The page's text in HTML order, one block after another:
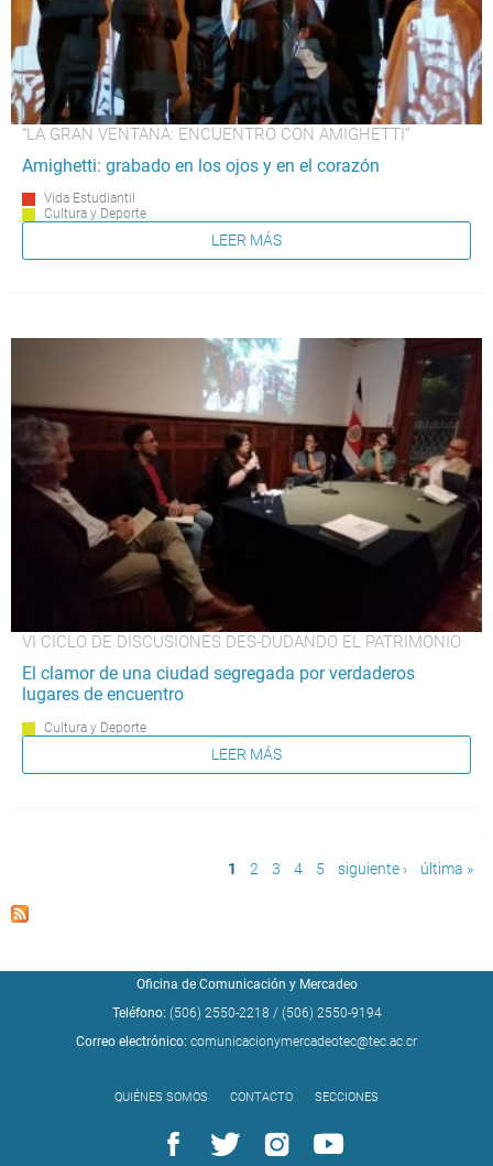
“LA GRAN VENTANA: ENCUENTRO CON AMIGHETTI”
Amighetti: grabado en los ojos y en el corazón
Vida Estudiantil
Cultura y Deporte
LEER MÁS
VI CICLO DE DISCUSIONES DES-DUDANDO EL PATRIMONIO
El clamor de una ciudad segregada por verdaderos
lugares de encuentro
Cultura y Deporte
LEER MÁS
1 2 3 4 5 siguiente › última »
Oficina de Comunicación y Mercadeo
Teléfono: (506) 2550-2218 / (506) 2550-9194
Correo electrónico: comunicacionymercadeotec@tec.ac.cr
QUIÉNES SOMOS CONTACTO SECCIONES